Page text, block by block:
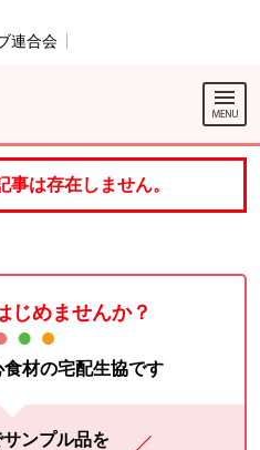
連合会
です。
プする
。
は存在しません。
じめませんか？
材の宅配生協です
ンプル品を